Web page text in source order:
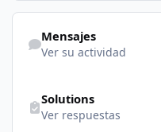
Ver su actividad
Mensajes
Ver su actividad
Solutions
Ver respuestas